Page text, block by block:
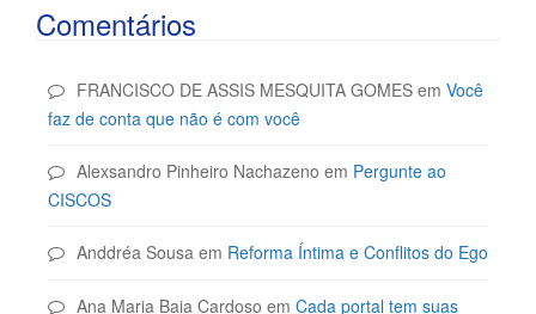
Comentários
FRANCISCO DE ASSIS MESQUITA GOMES em Você
faz de conta que não é com você
Alexsandro Pinheiro Nachazeno em Pergunte ao
CISCOS
Anddréa Sousa em Reforma Íntima e Conflitos do Ego
Ana Maria Baia Cardoso em Cada portal tem suas